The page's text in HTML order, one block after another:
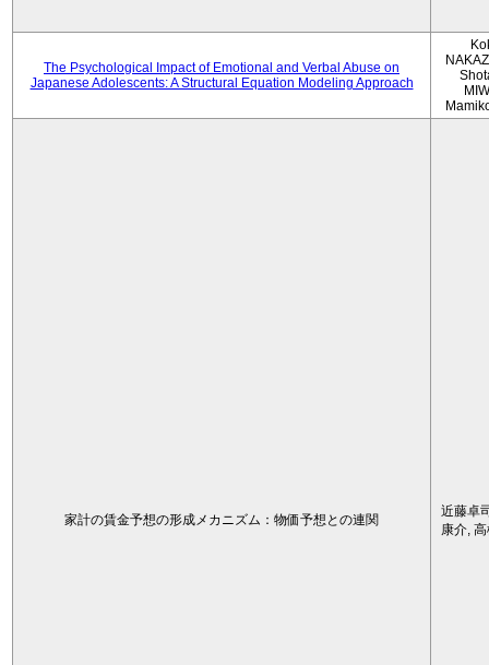
The Psychological Impact of Emotional and Verbal Abuse on
Japanese Adolescents: A Structural Equation Modeling Approach
家計の賃金予想の形成メカニズム：物価予想との連関
近藤卓
康介,